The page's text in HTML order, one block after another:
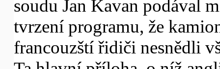
soudu Jan Kavan podával
tvrzení programu, že
francouzští řidiči nesnědli